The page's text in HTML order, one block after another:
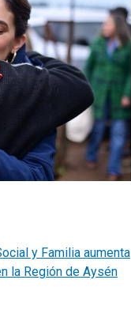
y Familia aumenta
la Región de Aysén